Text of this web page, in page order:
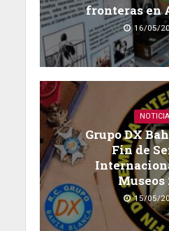
fronteras en
16/05/
Grupo DX
Fin de
Museos
15/05/